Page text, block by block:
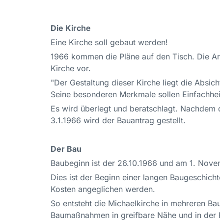
Die Kirche
Eine Kirche soll gebaut werden!
1966 kommen die Pläne auf den Tisch. Die
Kirche vor.
"Der Gestaltung dieser Kirche liegt die
Seine besonderen Merkmale sollen
Es wird überlegt und beratschlagt.
3.1.1966 wird der Bauantrag gestellt.
Der Bau
Baubeginn ist der 26.10.1966 und am 1.
Dies ist der Beginn einer langen
Kosten angeglichen werden.
So entsteht die Michaelkirche in mehreren
Baumaßnahmen in greifbare Nähe und in